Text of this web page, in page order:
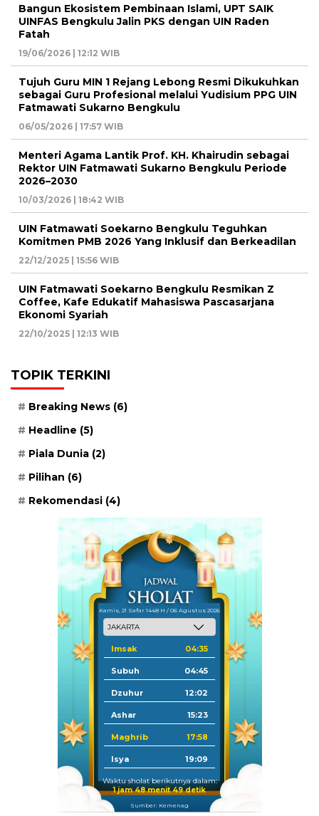
Bangun Ekosistem Pembinaan Islami, UPT SAIK
UINFAS Bengkulu Jalin PKS dengan UIN Raden
Fatah
19/06/2026 | 12:12 WIB
Tujuh Guru MIN 1 Rejang Lebong Resmi Dikukuhkan
sebagai Guru Profesional melalui Yudisium PPG UIN
Fatmawati Sukarno Bengkulu
06/05/2026 | 17:57 WIB
Menteri Agama Lantik Prof. KH. Khairudin sebagai
Rektor UIN Fatmawati Sukarno Bengkulu Periode
2026–2030
10/03/2026 | 18:42 WIB
UIN Fatmawati Soekarno Bengkulu Teguhkan
Komitmen PMB 2026 Yang Inklusif dan Berkeadilan
22/12/2025 | 15:56 WIB
UIN Fatmawati Soekarno Bengkulu Resmikan Z
Coffee, Kafe Edukatif Mahasiswa Pascasarjana
Ekonomi Syariah
22/10/2025 | 12:13 WIB
TOPIK TERKINI
Breaking News (6)
Headline (5)
Piala Dunia (2)
Pilihan (6)
Rekomendasi (4)
Kamis, 21 Safar 1448 H / 06 Agustus 2026
Imsak 04:35
Subuh 04:45
Dzuhur 12:02
Ashar 15:23
Maghrib 17:58
Isya 19:09
Waktu sholat berikutnya dalam:
1 jam 48 menit 48 detik
Sumber: Kemenag